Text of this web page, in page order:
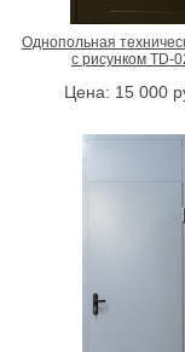
Однопольная
с рисунком TD-
Цена: 15 000